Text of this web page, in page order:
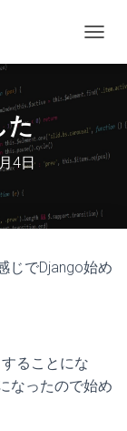
ビ
ー
ョ
替
た
4日
じでDjango始め
ることにな
なったので始め